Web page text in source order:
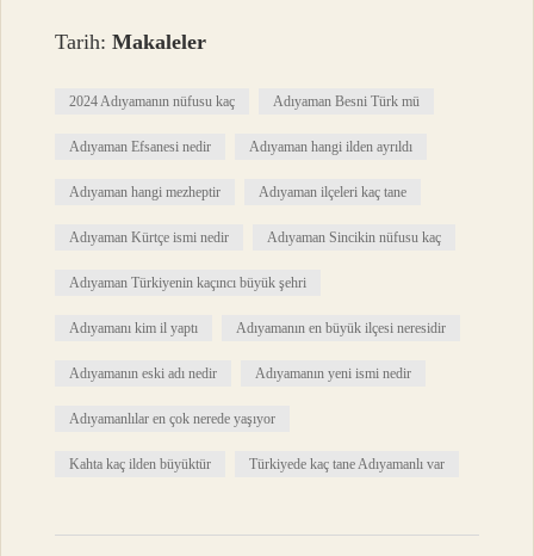
Tarih:Makaleler
2024 Adıyamanın nüfusu kaç Adıyaman Besni Türk mü
Adıyaman Efsanesi nedir Adıyaman hangi ilden ayrıldı
Adıyaman hangi mezheptir Adıyaman ilçeleri kaç tane
Adıyaman Kürtçe ismi nedir Adıyaman Sincikin nüfusu kaç
Adıyaman Türkiyenin kaçıncı büyük şehri
Adıyamanı kim il yaptı Adıyamanın en büyük ilçesi neresidir
Adıyamanın eski adı nedir Adıyamanın yeni ismi nedir
Adıyamanlılar en çok nerede yaşıyor
Kahta kaç ilden büyüktür Türkiyede kaç tane Adıyamanlı var